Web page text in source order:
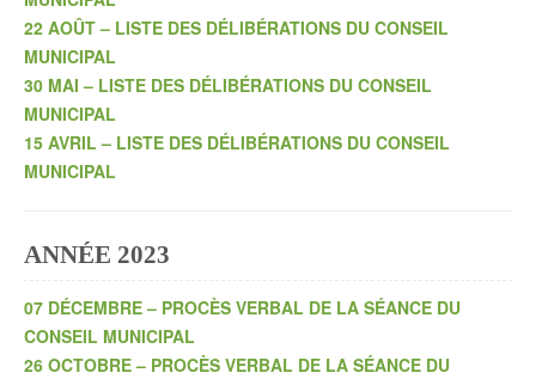
22 AOÛT – LISTE DES DÉLIBÉRATIONS DU CONSEIL
MUNICIPAL
30 MAI – LISTE DES DÉLIBÉRATIONS DU CONSEIL
MUNICIPAL
15 AVRIL – LISTE DES DÉLIBÉRATIONS DU CONSEIL
MUNICIPAL
ANNÉE 2023
07 DÉCEMBRE – PROCÈS VERBAL DE LA SÉANCE DU
CONSEIL MUNICIPAL
26 OCTOBRE – PROCÈS VERBAL DE LA SÉANCE DU